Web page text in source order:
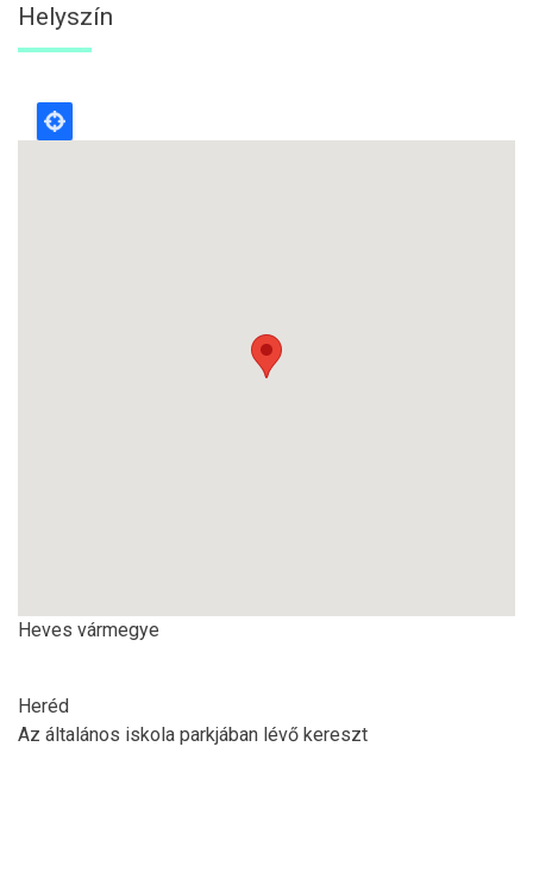
Helyszín
Heves vármegye
Heréd
Az általános iskola parkjában lévő kereszt